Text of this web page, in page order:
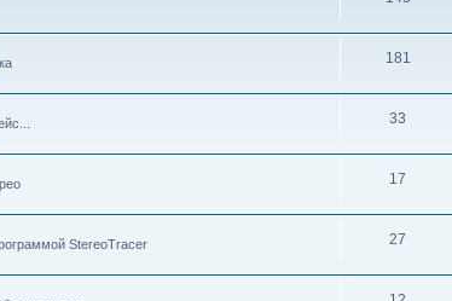
181
33
17
StereoTracer
27